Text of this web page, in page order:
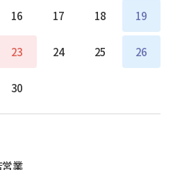
16 17 18 19
23 24 25 26
30
業